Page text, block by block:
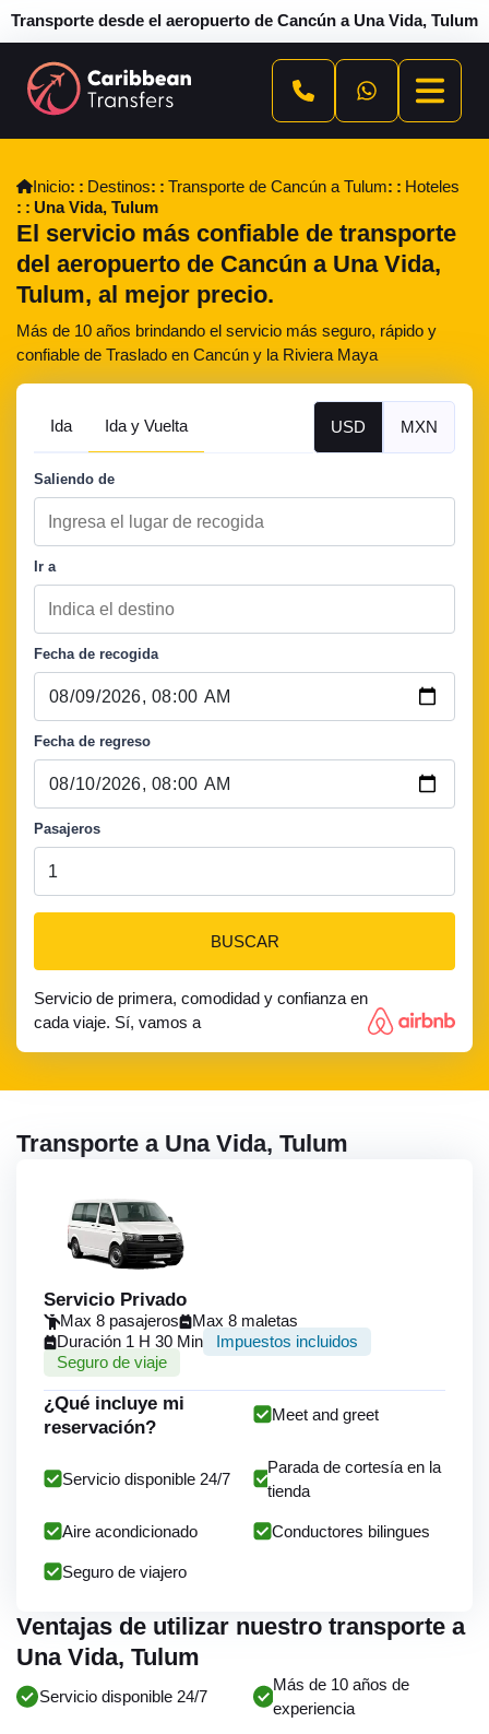
Transporte desde el aeropuerto de Cancún a Una Vida, Tulum
Inicio Destinos Transporte de Cancún a Tulum
Hoteles
Una Vida, Tulum
El servicio más confiable de transporte
del aeropuerto de Cancún a Una Vida,
Tulum, al mejor precio.
Más de 10 años brindando el servicio más seguro, rápido y
confiable de Traslado en Cancún y la Riviera Maya
Ida Ida y Vuelta USD MXN
Saliendo de
Ir a
Fecha de recogida
Fecha de regreso
Pasajeros
BUSCAR
Servicio de primera, comodidad y confianza en
cada viaje. Sí, vamos a
Transporte a Una Vida, Tulum
Servicio Privado
Max 8 pasajeros
Max 8 maletas
Duración 1 H 30 Min
Impuestos incluidos
Seguro de viaje
¿Qué incluye mi
reservación?
Meet and greet
Servicio disponible 24/7
Parada de cortesía en la
tienda
Aire acondicionado Conductores bilingues
Seguro de viajero
Ventajas de utilizar nuestro transporte a
Una Vida, Tulum
Servicio disponible 24/7
Más de 10 años de
experiencia